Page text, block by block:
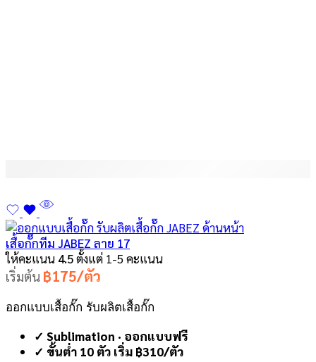
เสื้อกั๊กทีม JABEZ ลาย 17
ให้คะแนน 4.5ตั้งแต่ 1-5 คะแนน
เริ่มต้น ฿175/ตัว
ออกแบบเสื้อกั๊ก รับผลิตเสื้อกั๊ก
✓ Sublimation · ออกแบบฟรี
✓ ขั้นต่ำ 10 ตัว เริ่ม ฿310/ตัว